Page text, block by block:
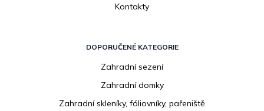
Kontakty
DOPORUČENÉ KATEGORIE
Zahradní sezení
Zahradní domky
Zahradní skleníky, fóliovníky, pařeniště